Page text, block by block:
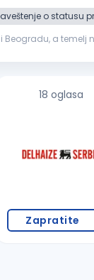
o statusu
Beogradu, a
18 oglasa
Zapratite